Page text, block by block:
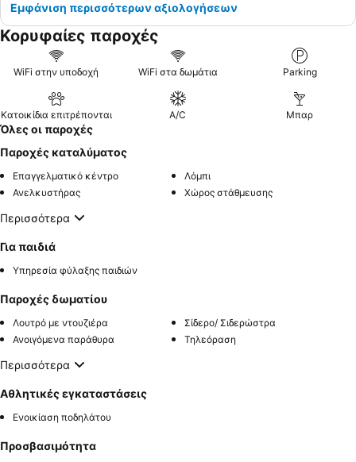
Εμφάνιση περισσότερων αξιολογήσεων
Κορυφαίες παροχές
WiFi στην υποδοχή WiFi στα δωμάτια Parking
Κατοικίδια επιτρέπονται A/C Μπαρ
Όλες οι παροχές
Παροχές καταλύματος
Επαγγελματικό κέντρο
Λόμπι
Ανελκυστήρας
Χώρος στάθμευσης
Περισσότερα
Για παιδιά
Υπηρεσία φύλαξης παιδιών
Παροχές δωματίου
Λουτρό με ντουζιέρα
Σίδερο/ Σιδερώστρα
Ανοιγόμενα παράθυρα
Τηλεόραση
Περισσότερα
Αθλητικές εγκαταστάσεις
Ενοικίαση ποδηλάτου
Προσβασιμότητα